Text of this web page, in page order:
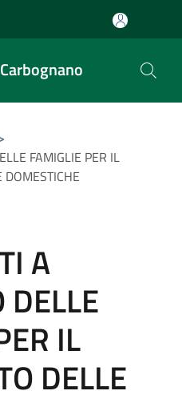
FAMIGLIE PER IL
A
DELLE
IL
DELLE